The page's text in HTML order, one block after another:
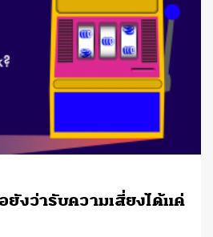
ยังว่ารับความเสี่ยงได้แค่